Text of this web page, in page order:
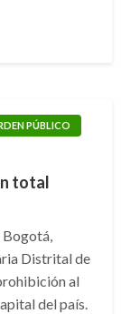
PÚBLICO
total
Bogotá,
Distrital de
al
del país.